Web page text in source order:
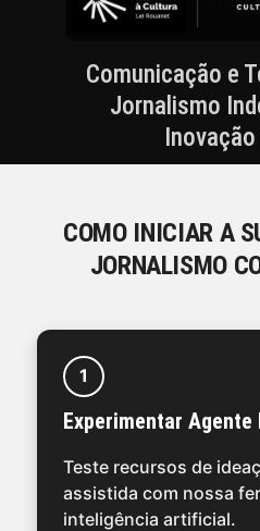
Comunicação e
Jornalismo
Inovação
COMO INICIAR A
JORNALISMO
1
Experimentar Agente
Teste recursos de
assistida com nossa
inteligência artificial.